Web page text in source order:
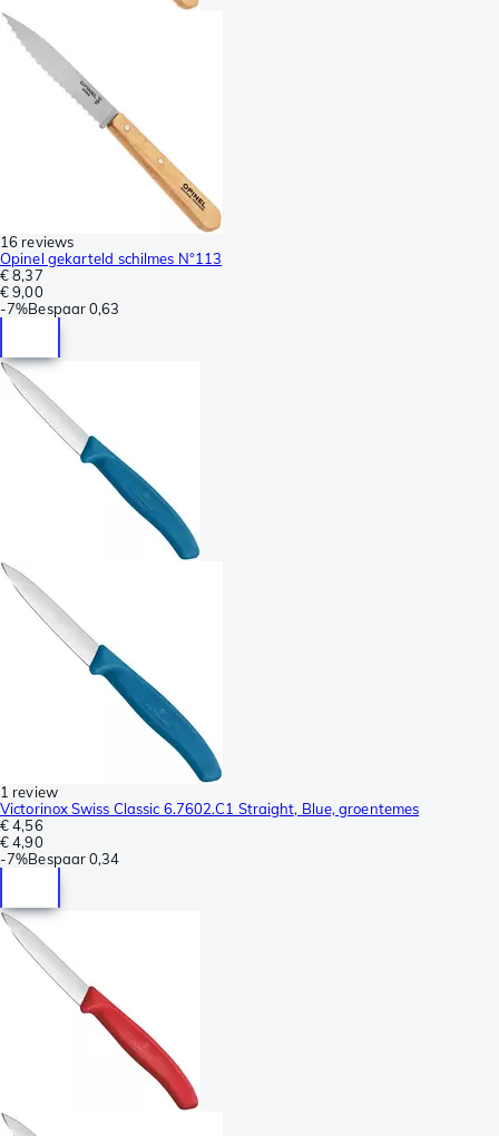
16 reviews
Opinel gekarteld schilmes N°113
€ 8,37
€ 9,00
-7%Bespaar0,63
1 review
Victorinox Swiss Classic 6.7602.C1 Straight, Blue, groentemes
€ 4,56
€ 4,90
-7%Bespaar0,34